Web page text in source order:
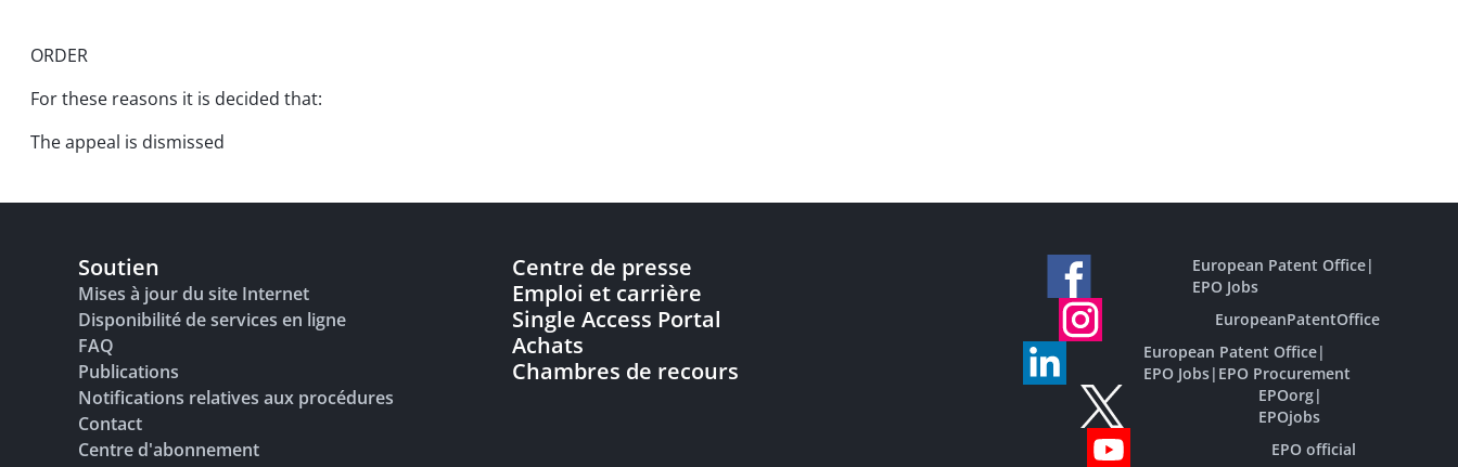
ORDER
For these reasons it is decided that:
The appeal is dismissed
Soutien
Mises à jour du site Internet
Disponibilité de services en ligne
FAQ
Publications
Notifications relatives aux procédures
Contact
Centre d'abonnement
Centre de presse
Emploi et carrière
Single Access Portal
Achats
Chambres de recours
European Patent Office|
EPO Jobs
EuropeanPatentOffice
European Patent Office|
EPO Jobs| EPO Procurement
EPOorg|
EPOjobs
EPO official